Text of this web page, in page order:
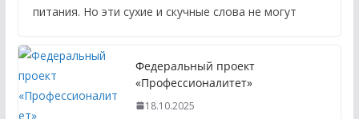
питания. Но эти сухие и скучные слова не могут
Федеральный проект
«Профессионалитет»
18.10.2025